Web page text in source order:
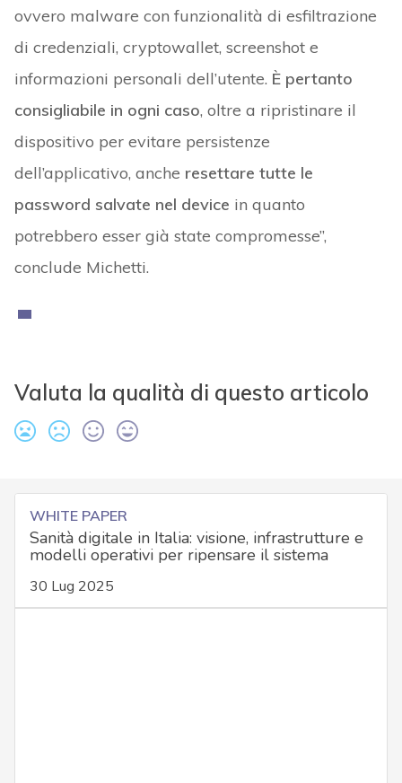
ovvero malware con funzionalità di esfiltrazione
di credenziali, cryptowallet, screenshot e
informazioni personali dell’utente. È pertanto
consigliabile in ogni caso, oltre a ripristinare il
dispositivo per evitare persistenze
dell’applicativo, anche resettare tutte le
password salvate nel device in quanto
potrebbero esser già state compromesse”,
conclude Michetti.
Valuta la qualità di questo articolo
WHITE PAPER
Sanità digitale in Italia: visione, infrastrutture e
modelli operativi per ripensare il sistema
30 Lug 2025